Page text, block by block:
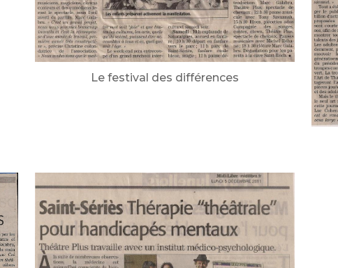
Le festival des différences